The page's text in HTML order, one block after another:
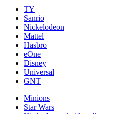
TY
Sanrio
Nickelodeon
Mattel
Hasbro
eOne
Disney
Universal
GNT
Minions
Star Wars